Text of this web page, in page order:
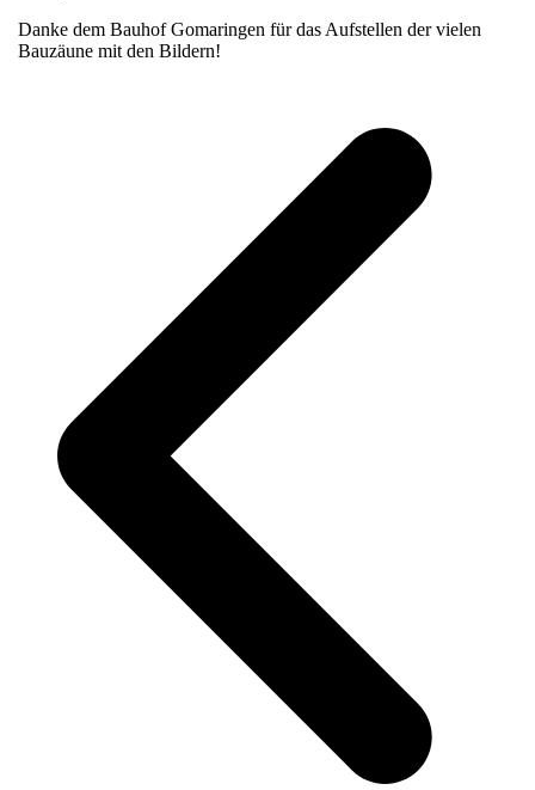
Danke dem Bauhof Gomaringen für das Aufstellen der vielen
Bauzäune mit den Bildern!